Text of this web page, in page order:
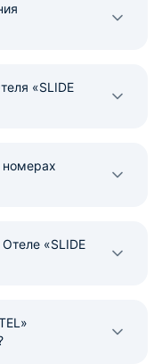
«SLIDE
номерах
«SLIDE